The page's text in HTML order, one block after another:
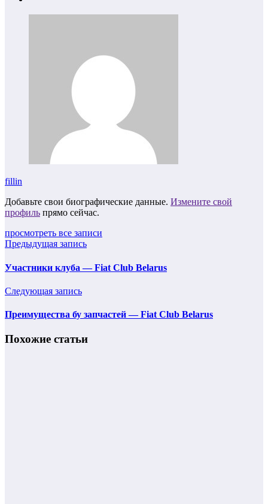
fillin
Добавьте свои биографические данные. Измените свой
профиль прямо сейчас.
просмотреть все записи
Предыдущая запись
Участники клуба — Fiat Club Belarus
Следующая запись
Преимущества бу запчастей — Fiat Club Belarus
Похожие статьи